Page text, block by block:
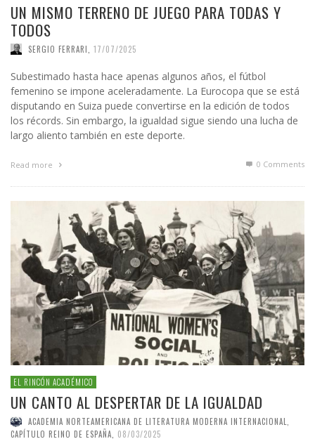
UN MISMO TERRENO DE JUEGO PARA TODAS Y
TODOS
SERGIO FERRARI 17/07/2025
Subestimado hasta hace apenas algunos años, el fútbol
femenino se impone aceleradamente. La Eurocopa que se está
disputando en Suiza puede convertirse en la edición de todos
los récords. Sin embargo, la igualdad sigue siendo una lucha de
largo aliento también en este deporte.
Read more 0 Comments
EL RINCÓN ACADÉMICO
UN CANTO AL DESPERTAR DE LA IGUALDAD
ACADEMIA NORTEAMERICANA DE LITERATURA MODERNA INTERNACIONAL,
CAPÍTULO REINO DE ESPAÑA
08/03/2025